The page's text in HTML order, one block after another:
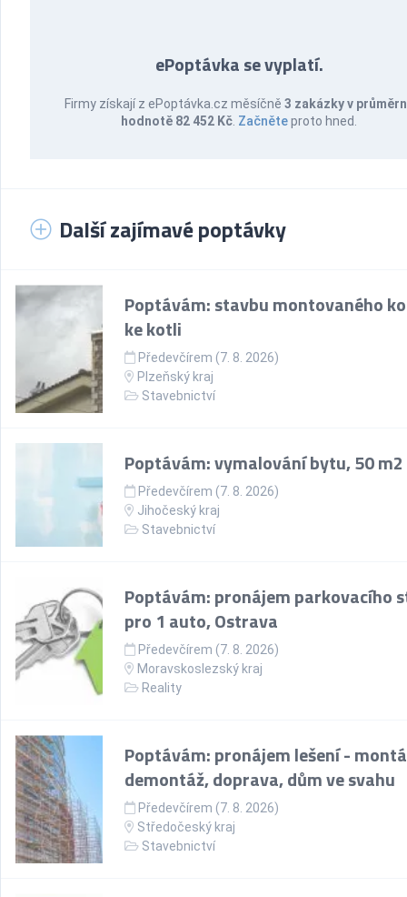
ePoptávka se vyplatí.
Firmy získají z ePoptávka.cz měsíčně 3 zakázky v
hodnotě 82 452 Kč Začněteproto hned.
Další zajímavé poptávky
Poptávám: stavbu montovaného
ke kotli
Předevčírem (7. 8. 2026)
Plzeňský kraj
Stavebnictví
Poptávám: vymalování bytu, 50 m2
Předevčírem (7. 8. 2026)
Jihočeský kraj
Stavebnictví
Poptávám: pronájem parkovacího
pro 1 auto, Ostrava
Předevčírem (7. 8. 2026)
Moravskoslezský kraj
Reality
Poptávám: pronájem lešení -
demontáž, doprava, dům ve svahu
Předevčírem (7. 8. 2026)
Středočeský kraj
Stavebnictví